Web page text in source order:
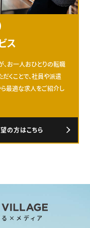
ス
、お一人おひとりの転職
くことで、社員や派遣
最適な求人をご紹介し
の方はこちら
×メディア